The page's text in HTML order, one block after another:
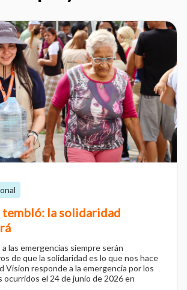
tembló: la solidaridad
las emergencias siempre serán
de que la solidaridad es lo que nos hace
Vision responde a la emergencia por los
el 24 de junio de 2026 en